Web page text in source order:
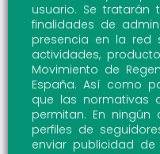
usuario. Se
finalidades de
presencia en la red
actividades,
Movimiento de
España. Así como
que las normativas
permitan. En ningún
perfiles de
enviar publicidad de